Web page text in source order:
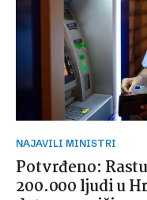
NAJAVILI MINISTRI
Potvrđeno:
200.000 ljudi u